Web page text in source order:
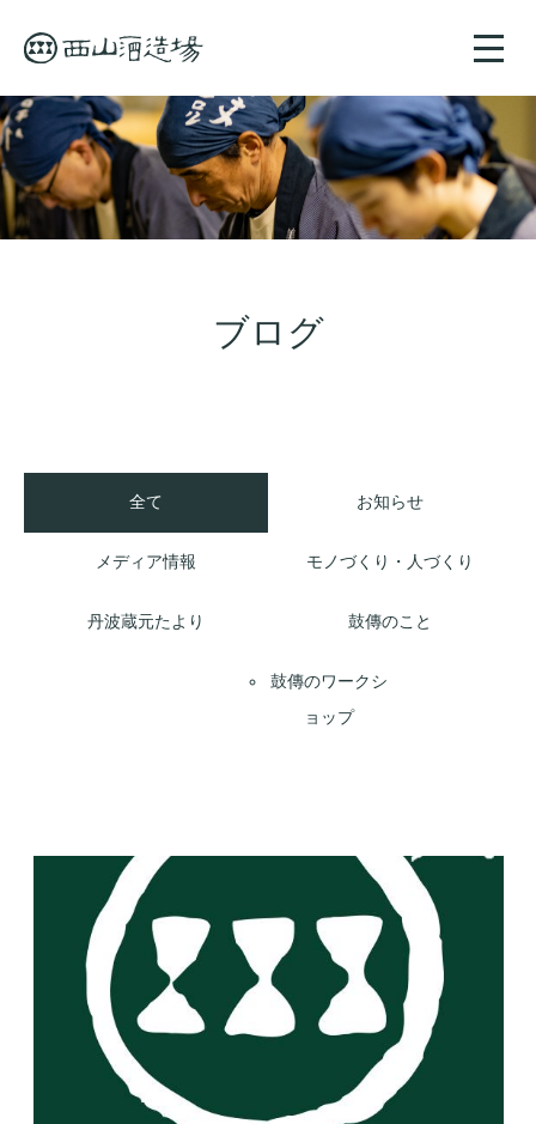
toggle
ブログ
全て お知らせ
メディア情報 モノづくり・人づくり
丹波蔵元たより 鼓傳のこと
鼓傳のワークシ
ョップ